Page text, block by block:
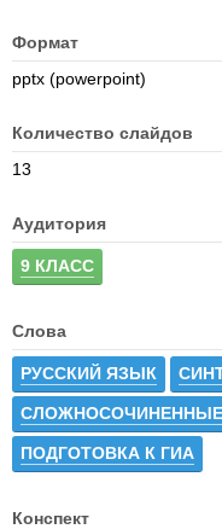
Формат
pptx (powerpoint)
Количество слайдов
13
Аудитория
9 КЛАСС
Слова
РУССКИЙ ЯЗЫК
ПОДГОТОВКА К ГИА
Конспект